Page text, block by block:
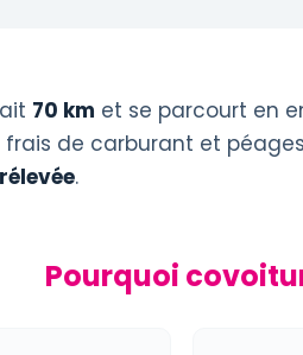
70 km et se parcourt en
frais de carburant et
.
Pourquoi